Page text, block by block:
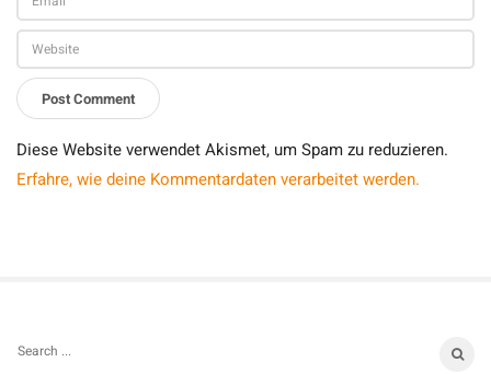
Diese Website verwendet Akismet, um Spam zu reduzieren.
Erfahre, wie deine Kommentardaten verarbeitet werden.
S
S